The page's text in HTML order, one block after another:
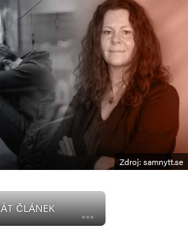
Zdroj: samnytt.se
ČLÁNEK